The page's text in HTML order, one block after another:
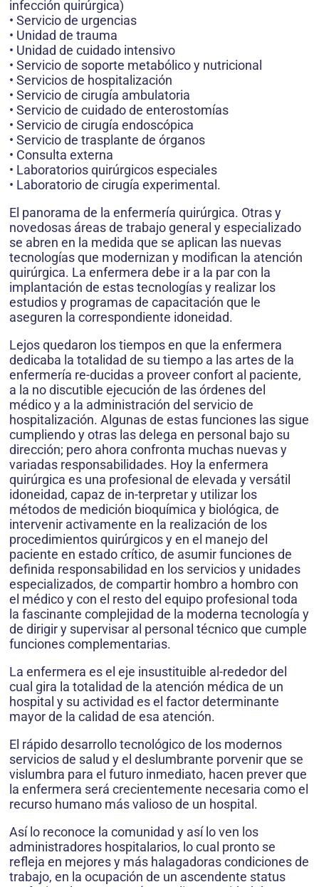
infección quirúrgica)
• Servicio de urgencias
• Unidad de trauma
• Unidad de cuidado intensivo
• Servicio de soporte metabólico y nutricional
• Servicios de hospitalización
• Servicio de cirugía ambulatoria
• Servicio de cuidado de enterostomías
• Servicio de cirugía endoscópica
• Servicio de trasplante de órganos
• Consulta externa
• Laboratorios quirúrgicos especiales
• Laboratorio de cirugía experimental.
El panorama de la enfermería quirúrgica. Otras y
novedosas áreas de trabajo general y especializado
se abren en la medida que se aplican las nuevas
tecnologías que modernizan y modifican la atención
quirúrgica. La enfermera debe ir a la par con la
implantación de estas tecnologías y realizar los
estudios y programas de capacitación que le
aseguren la correspondiente idoneidad.
Lejos quedaron los tiempos en que la enfermera
dedicaba la totalidad de su tiempo a las artes de la
enfermería re-ducidas a proveer confort al paciente,
a la no discutible ejecución de las órdenes del
médico y a la administración del servicio de
hospitalización. Algunas de estas funciones las sigue
cumpliendo y otras las delega en personal bajo su
dirección; pero ahora confronta muchas nuevas y
variadas responsabilidades. Hoy la enfermera
quirúrgica es una profesional de elevada y versátil
idoneidad, capaz de in-terpretar y utilizar los
métodos de medición bioquímica y biológica, de
intervenir activamente en la realización de los
procedimientos quirúrgicos y en el manejo del
paciente en estado crítico, de asumir funciones de
definida responsabilidad en los servicios y unidades
especializados, de compartir hombro a hombro con
el médico y con el resto del equipo profesional toda
la fascinante complejidad de la moderna tecnología y
de dirigir y supervisar al personal técnico que cumple
funciones complementarias.
La enfermera es el eje insustituible al-rededor del
cual gira la totalidad de la atención médica de un
hospital y su actividad es el factor determinante
mayor de la calidad de esa atención.
El rápido desarrollo tecnológico de los modernos
servicios de salud y el deslumbrante porvenir que se
vislumbra para el futuro inmediato, hacen prever que
la enfermera será crecientemente necesaria como el
recurso humano más valioso de un hospital.
Así lo reconoce la comunidad y así lo ven los
administradores hospitalarios, lo cual pronto se
refleja en mejores y más halagadoras condiciones de
trabajo, en la ocupación de un ascendente status